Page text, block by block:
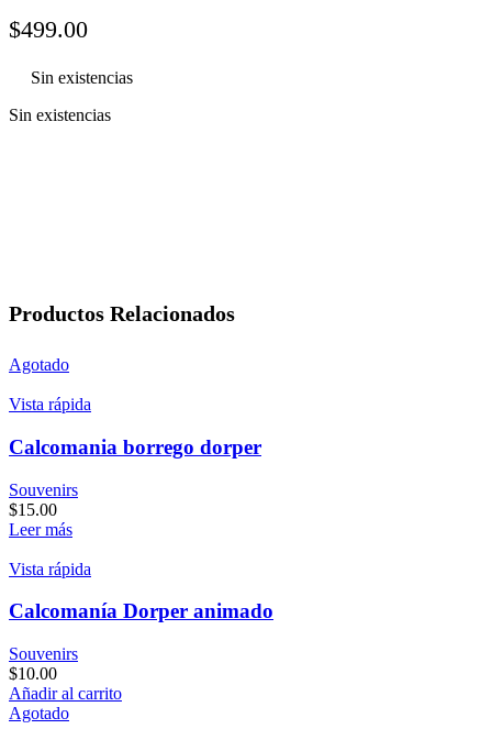
$499.00
Sin existencias
Sin existencias
Productos Relacionados
Agotado
Vista rápida
Calcomania borrego dorper
Souvenirs
$15.00
Leer más
Vista rápida
Calcomanía Dorper animado
Souvenirs
$10.00
Añadir al carrito
Agotado